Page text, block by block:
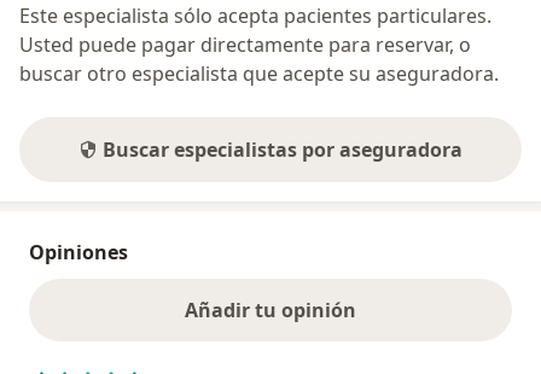
Este especialista sólo acepta pacientes particulares.
Usted puede pagar directamente para reservar, o
buscar otro especialista que acepte su aseguradora.
Buscar especialistas por aseguradora
Opiniones
Añadir tu opinión